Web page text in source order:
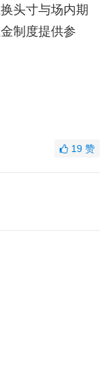
头寸与场内期
制度提供参
19赞